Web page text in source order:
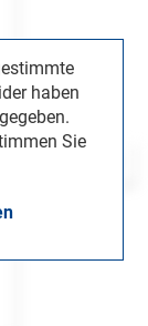
haben
Sie